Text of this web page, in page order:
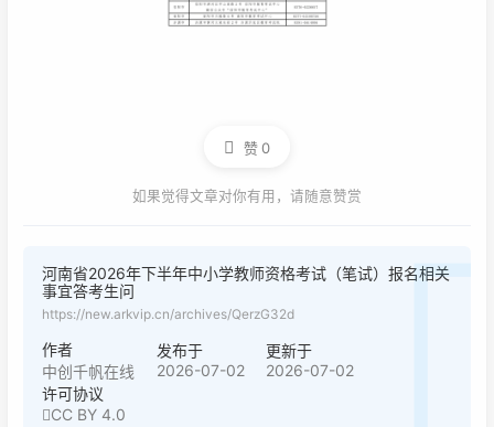
赞0
如果觉得文章对你有用，请随意赞赏
河南省2026年下半年中小学教师资格考试（笔试）报名相关
事宜答考生问
https://new.arkvip.cn/archives/QerzG32d
作者
中创千帆在线
发布于
2026-07-02
更新于
2026-07-02
许可协议
CC BY 4.0